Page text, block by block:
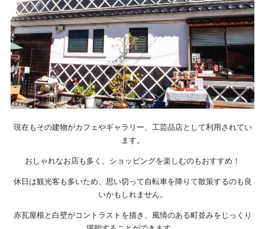
現在もその建物がカフェやギャラリー、工芸品店として利用されてい
ます。
おしゃれなお店も多く、ショッピングを楽しむのもおすすめ！
休日は観光客も多いため、思い切って自転車を降りて散策するのも良
いかもしれません。
赤瓦屋根と白壁がコントラストを描き、風情のある町並みをじっくり